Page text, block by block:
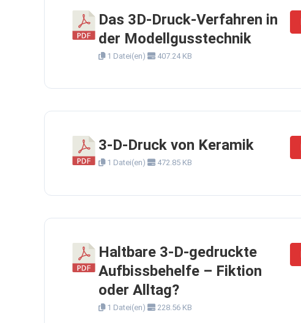
Das 3D-Druck-Verfahren in
der Modellgusstechnik
1 Datei(en) 407.24 KB
3-D-Druck von Keramik
1 Datei(en) 472.85 KB
Haltbare 3-D-gedruckte
Aufbissbehelfe – Fiktion
oder Alltag?
1 Datei(en) 228.56 KB